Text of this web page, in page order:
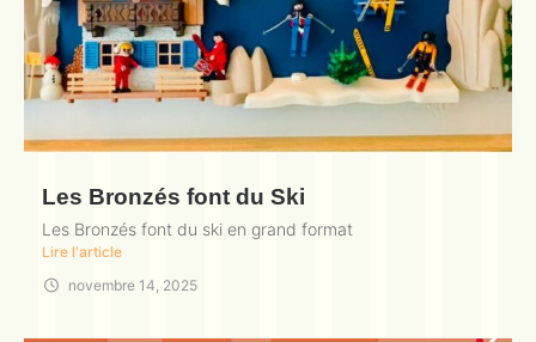
Les Bronzés font du Ski
Les Bronzés font du ski en grand format
Lire l'article
novembre 14, 2025